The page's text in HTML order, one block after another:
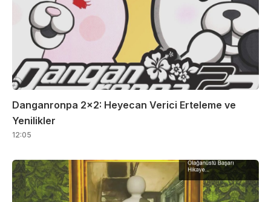
Danganronpa 2×2: Heyecan Verici Erteleme ve
Yenilikler
12:05